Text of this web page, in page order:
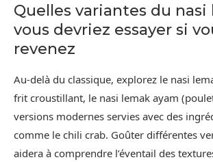
Quelles variantes du nasi
vous devriez essayer si
revenez
Au-delà du classique, explorez le nasi
frit croustillant, le nasi lemak ayam
versions modernes servies avec des
comme le chili crab. Goûter différentes
aidera à comprendre l’éventail des